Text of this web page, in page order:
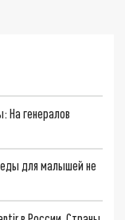
На генералов
для малышей не